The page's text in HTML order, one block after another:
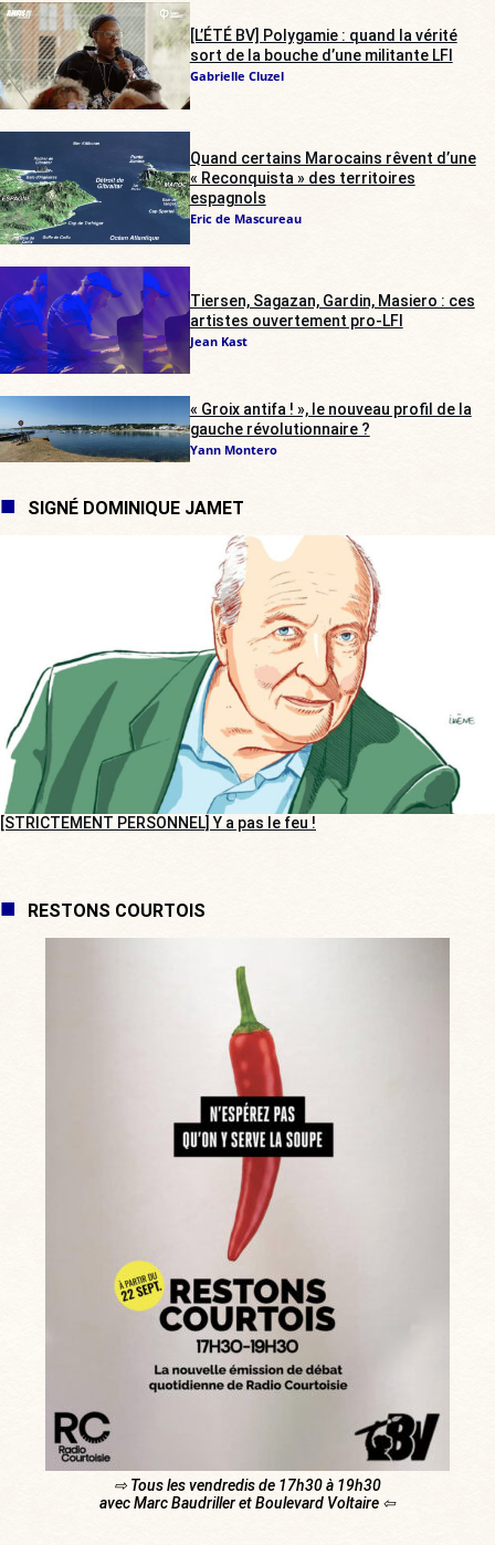
[L’ÉTÉ BV] Polygamie : quand la vérité
sort de la bouche d’une militante LFI
Gabrielle Cluzel
Quand certains Marocains rêvent d’une
« Reconquista » des territoires
espagnols
Eric de Mascureau
Tiersen, Sagazan, Gardin, Masiero : ces
artistes ouvertement pro-LFI
Jean Kast
« Groix antifa ! », le nouveau profil de la
gauche révolutionnaire ?
Yann Montero
SIGNÉ DOMINIQUE JAMET
[STRICTEMENT PERSONNEL] Y a pas le feu !
RESTONS COURTOIS
⇨ Tous les vendredis de 17h30 à 19h30
avec Marc Baudriller et Boulevard Voltaire ⇦